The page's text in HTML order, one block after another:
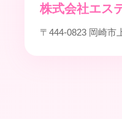
株式会社エス
〒444-0823 岡崎市